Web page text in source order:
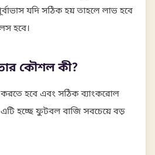
যদি সঠিক হয় তাহলে লাভ হবে
হবে।
কৌশল কী?
করতে হবে এবং সঠিক ব্যাংকরোল
এটি হচ্ছে ফুটবল বাজি সবচেয়ে বড়